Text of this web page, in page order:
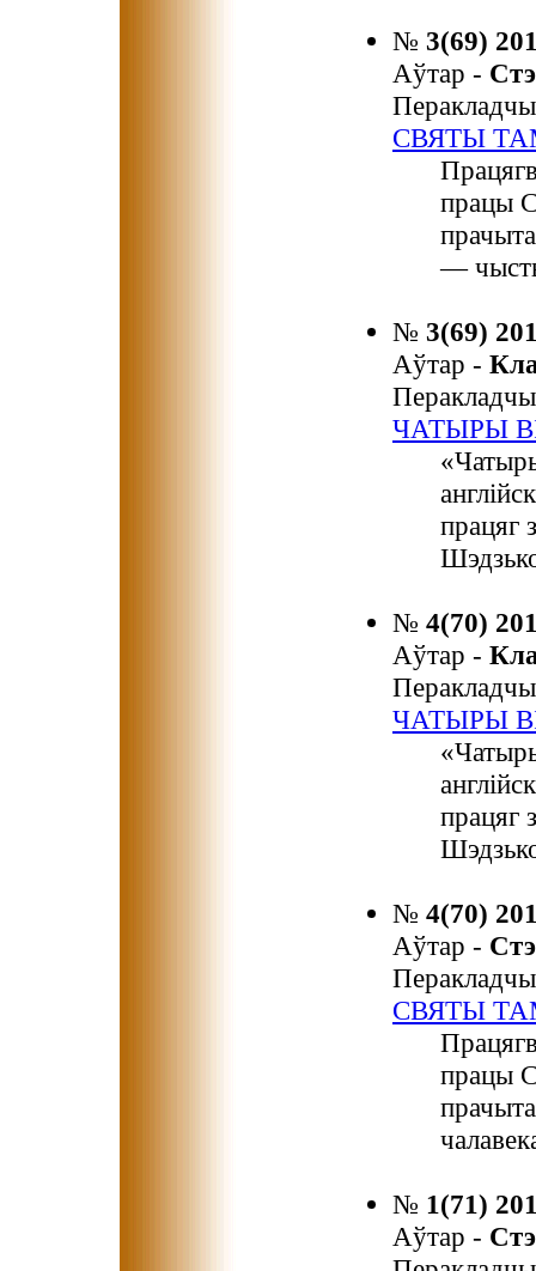
№ 3(69)
Аўтар -
СВЯТЫ
працы
—
№ 3(69)
Аўтар -
ЧАТЫРЫ
працяг
№ 4(70)
Аўтар -
ЧАТЫРЫ
працяг
№ 4(70)
Аўтар -
СВЯТЫ
працы
№ 1(71)
Аўтар -